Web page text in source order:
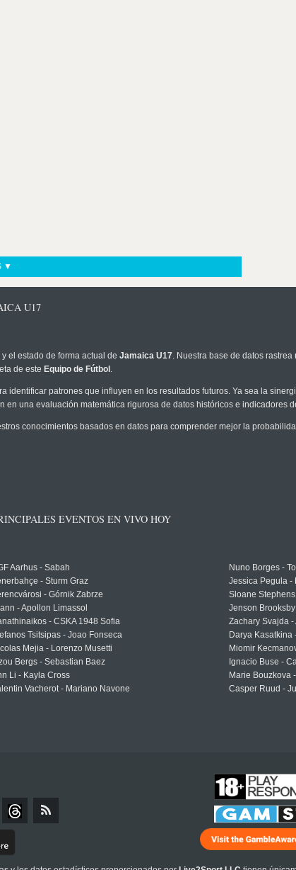
▼
U17
el estado de forma actual de Jamaica U17. Nuestra base de datos
de este Equipo de Fútbol .
identificar patrones que influyen en los resultados futuros. Ya sea la
una evaluación matemática rigurosa de datos históricos e indicadores
conocimientos basados en datos para comprender mejor la
EVENTOS EN VIVO HOY
Aarhus - Sabah
- Sturm Graz
- Górnik Zabrze
- Apollon Limassol
- CSKA 1948 Sofia
Tsitsipas - Joao Fonseca
Mejia - Lorenzo Musetti
Bergs - Sebastian Baez
Li - Kayla Cross
Vacherot - Mariano Navone
Nuno Borges -
Jessica Pegula -
Sloane
Jenson
Zachary Svajda -
Darya
Miomir
Ignacio Buse -
Marie Bouzkova
Casper Ruud -